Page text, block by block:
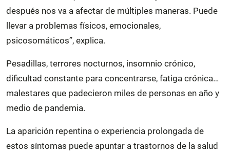
después nos va a afectar de múltiples maneras. Puede
llevar a problemas físicos, emocionales,
psicosomáticos”, explica.
Pesadillas, terrores nocturnos, insomnio crónico,
dificultad constante para concentrarse, fatiga crónica…
malestares que padecieron miles de personas en año y
medio de pandemia.
La aparición repentina o experiencia prolongada de
estos síntomas puede apuntar a trastornos de la salud